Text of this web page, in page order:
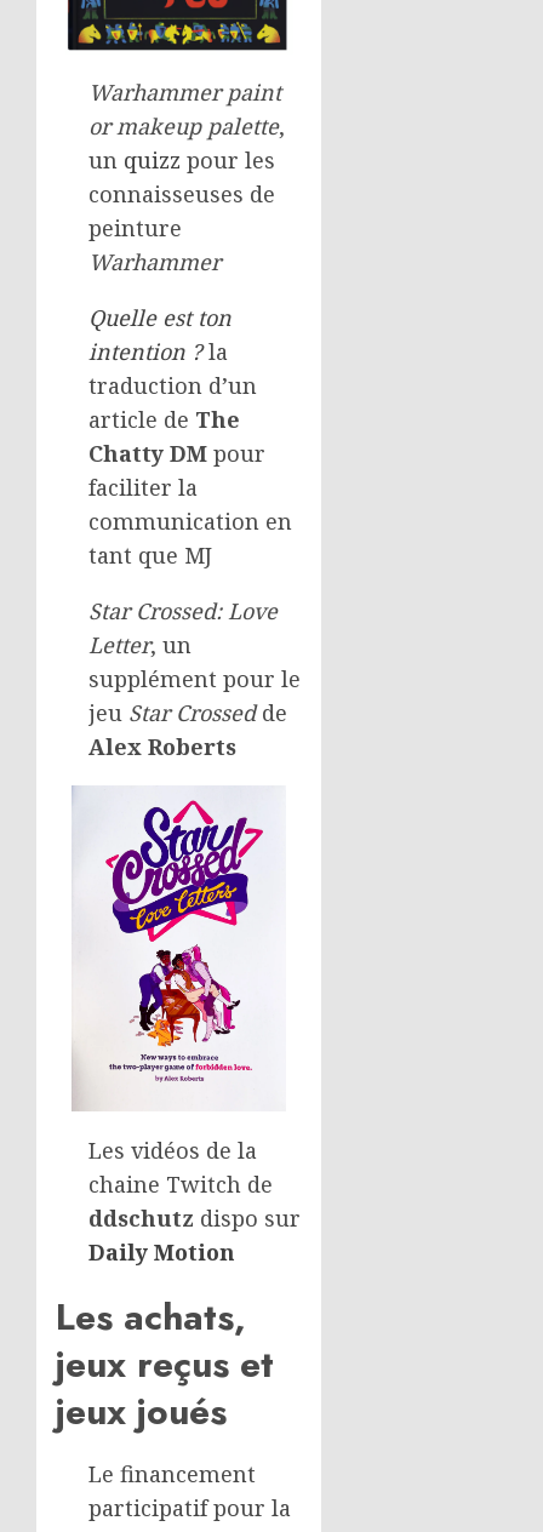
Warhammer paint
or makeup palette,
un quizz pour les
connaisseuses de
peinture
Warhammer
Quelle est ton
intention ?la
traduction d’un
article de The
Chatty DM pour
faciliter la
communication en
tant que MJ
Star Crossed: Love
Letter, un
supplément pour le
jeu Star Crossedde
Alex Roberts
Les vidéos de la
chaine Twitch de
ddschutz dispo sur
Daily Motion
Les achats,
jeux reçus et
jeux joués
Le financement
participatif pour la